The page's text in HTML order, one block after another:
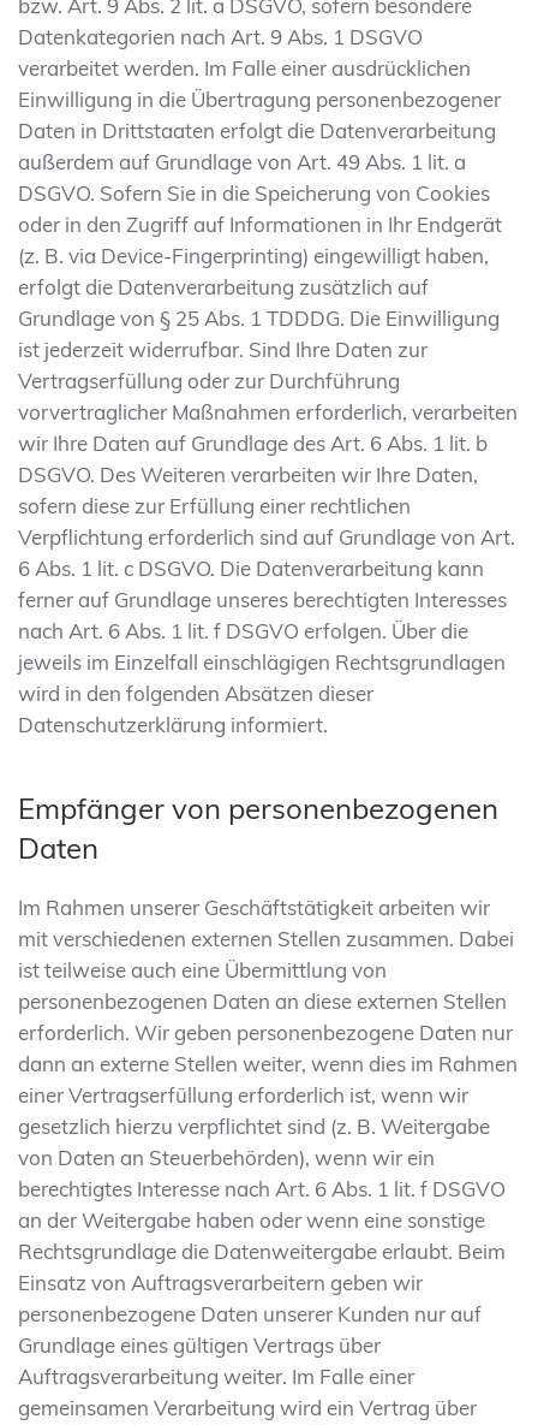
bzw. Art. 9 Abs. 2 lit. a DSGVO, sofern besondere
Datenkategorien nach Art. 9 Abs. 1 DSGVO
verarbeitet werden. Im Falle einer ausdrücklichen
Einwilligung in die Übertragung personenbezogener
Daten in Drittstaaten erfolgt die Datenverarbeitung
außerdem auf Grundlage von Art. 49 Abs. 1 lit. a
DSGVO. Sofern Sie in die Speicherung von Cookies
oder in den Zugriff auf Informationen in Ihr Endgerät
(z. B. via Device-Fingerprinting) eingewilligt haben,
erfolgt die Datenverarbeitung zusätzlich auf
Grundlage von § 25 Abs. 1 TDDDG. Die Einwilligung
ist jederzeit widerrufbar. Sind Ihre Daten zur
Vertragserfüllung oder zur Durchführung
vorvertraglicher Maßnahmen erforderlich, verarbeiten
wir Ihre Daten auf Grundlage des Art. 6 Abs. 1 lit. b
DSGVO. Des Weiteren verarbeiten wir Ihre Daten,
sofern diese zur Erfüllung einer rechtlichen
Verpflichtung erforderlich sind auf Grundlage von Art.
6 Abs. 1 lit. c DSGVO. Die Datenverarbeitung kann
ferner auf Grundlage unseres berechtigten Interesses
nach Art. 6 Abs. 1 lit. f DSGVO erfolgen. Über die
jeweils im Einzelfall einschlägigen Rechtsgrundlagen
wird in den folgenden Absätzen dieser
Datenschutzerklärung informiert.
Empfänger von personenbezogenen
Daten
Im Rahmen unserer Geschäftstätigkeit arbeiten wir
mit verschiedenen externen Stellen zusammen. Dabei
ist teilweise auch eine Übermittlung von
personenbezogenen Daten an diese externen Stellen
erforderlich. Wir geben personenbezogene Daten nur
dann an externe Stellen weiter, wenn dies im Rahmen
einer Vertragserfüllung erforderlich ist, wenn wir
gesetzlich hierzu verpflichtet sind (z. B. Weitergabe
von Daten an Steuerbehörden), wenn wir ein
berechtigtes Interesse nach Art. 6 Abs. 1 lit. f DSGVO
an der Weitergabe haben oder wenn eine sonstige
Rechtsgrundlage die Datenweitergabe erlaubt. Beim
Einsatz von Auftragsverarbeitern geben wir
personenbezogene Daten unserer Kunden nur auf
Grundlage eines gültigen Vertrags über
Auftragsverarbeitung weiter. Im Falle einer
gemeinsamen Verarbeitung wird ein Vertrag über